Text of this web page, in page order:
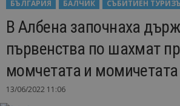
БЪЛГАРИЯ
БАЛЧИК СЪБИТИЕН
В Албена започнаха
първенства по шахмат
момчетата и момичетата
13/06/2022 11:06